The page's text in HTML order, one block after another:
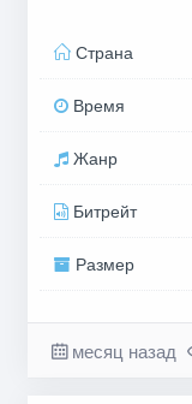
Страна
Время
Жанр
Битрейт
Размер
месяц назад